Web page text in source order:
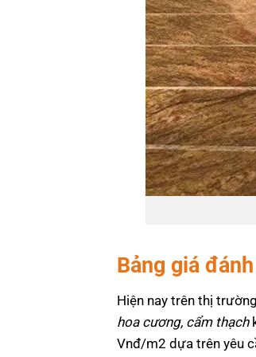
Bảng giá
Hiện nay trên thị
hoa cương, cẩm thạch
Vnđ/m2 dựa trên yêu